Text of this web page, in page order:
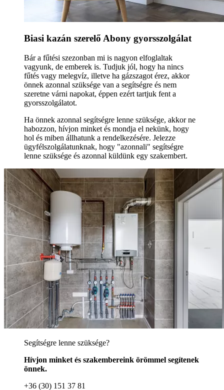
Biasi kazán szerelő Abony gyorsszolgálat
Bár a fűtési szezonban mi is nagyon elfoglaltak
vagyunk, de emberek is. Tudjuk jól, hogy ha nincs
fűtés vagy melegvíz, illetve ha gázszagot érez, akkor
önnek azonnal szüksége van a segítségre és nem
szeretne várni napokat, éppen ezért tartjuk fent a
gyorsszolgálatot.
Ha önnek azonnal segítségre lenne szüksége, akkor ne
habozzon, hívjon minket és mondja el nekünk, hogy
hol és miben állhatunk a rendelkezésére. Jelezze
ügyfélszolgálatunknak, hogy "azonnali" segítségre
lenne szüksége és azonnal küldünk egy szakembert.
Segítségre lenne szüksége?
Hívjon minket és szakembereink örömmel segítenek
önnek.
+36 (30) 151 37 81